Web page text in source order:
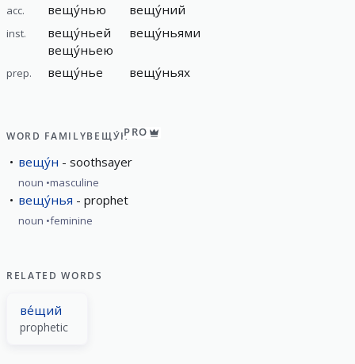
acc. вещу́нью вещу́ний
inst.
вещу́ньей
вещу́ньею
вещу́ньями
prep. вещу́нье вещу́ньях
WORD FAMILYВЕЩУ́НPRO
вещу́н soothsayer
noun masculine
вещу́нья prophet
noun feminine
RELATED WORDS
ве́щий
prophetic